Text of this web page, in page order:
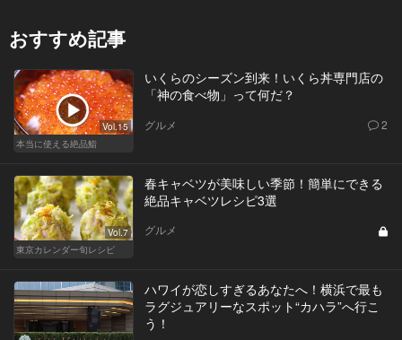
おすすめ記事
Vol.15
本当に使える絶品鮨
いくらのシーズン到来！いくら丼専門店の
「神の食べ物」って何だ？
グルメ 2
Vol.7
東京カレンダー旬レシピ
春キャベツが美味しい季節！簡単にできる
絶品キャベツレシピ3選
グルメ
ハワイが恋しすぎるあなたへ！横浜で最も
ラグジュアリーなスポット“カハラ”へ行こ
う！